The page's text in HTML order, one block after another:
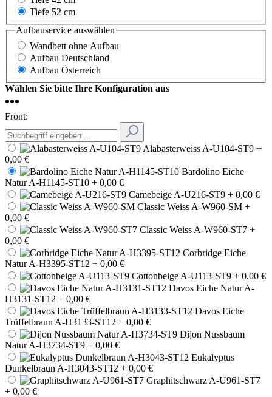
Tiefe 52 cm
Aufbauservice auswählen
Wandbett ohne Aufbau
Aufbau Deutschland
Aufbau Österreich
Wählen Sie bitte Ihre Konfiguration aus
Front:
Alabasterweiss A-U104-ST9 +
0,00 €
Bardolino Eiche
Natur A-H1145-ST10 + 0,00 €
Camebeige A-U216-ST9 + 0,00 €
Classic Weiss A-W960-SM +
0,00 €
Classic Weiss A-W960-ST7 +
0,00 €
Corbridge Eiche
Natur A-H3395-ST12 + 0,00 €
Cottonbeige A-U113-ST9 + 0,00 €
Davos Eiche Natur A-
H3131-ST12 + 0,00 €
Davos Eiche
Trüffelbraun A-H3133-ST12 + 0,00 €
Dijon Nussbaum
Natur A-H3734-ST9 + 0,00 €
Eukalyptus
Dunkelbraun A-H3043-ST12 + 0,00 €
Graphitschwarz A-U961-ST7
+ 0,00 €